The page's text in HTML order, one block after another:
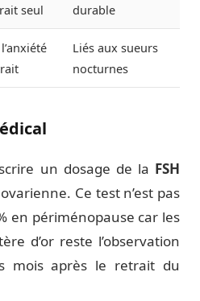
seul
durable
Liés aux sueurs
nocturnes
un dosage de la FSH
Ce test n’est pas
en périménopause car les
d’or reste l’observation
mois après le retrait du